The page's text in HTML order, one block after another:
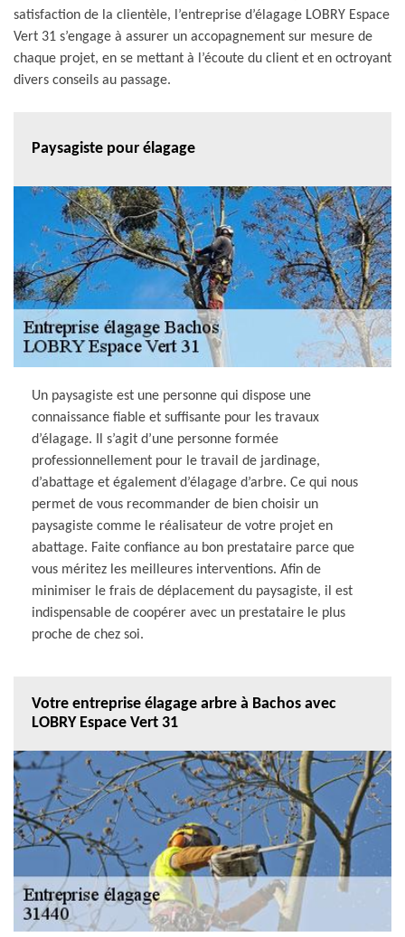
satisfaction de la clientèle, l’entreprise d’élagage LOBRY Espace
Vert 31 s’engage à assurer un accopagnement sur mesure de
chaque projet, en se mettant à l’écoute du client et en octroyant
divers conseils au passage.
Paysagiste pour élagage
Un paysagiste est une personne qui dispose une
connaissance fiable et suffisante pour les travaux
d’élagage. Il s’agit d’une personne formée
professionnellement pour le travail de jardinage,
d’abattage et également d’élagage d’arbre. Ce qui nous
permet de vous recommander de bien choisir un
paysagiste comme le réalisateur de votre projet en
abattage. Faite confiance au bon prestataire parce que
vous méritez les meilleures interventions. Afin de
minimiser le frais de déplacement du paysagiste, il est
indispensable de coopérer avec un prestataire le plus
proche de chez soi.
Votre entreprise élagage arbre à Bachos avec
LOBRY Espace Vert 31